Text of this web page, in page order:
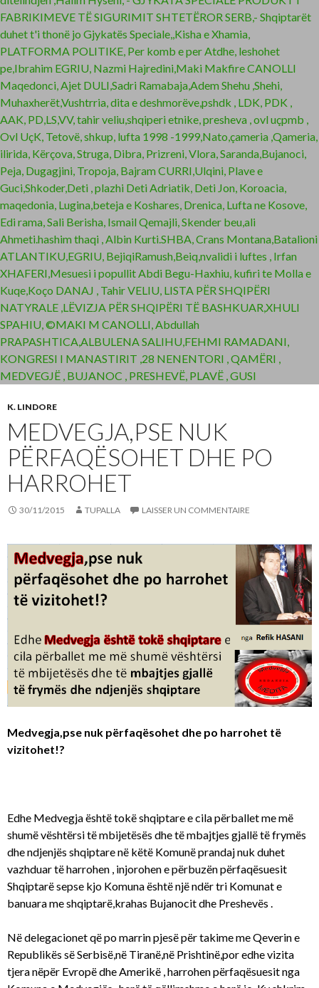
K. LINDORE
MEDVEGJA,PSE NUK
PËRFAQËSOHET DHE PO
HARROHET
30/11/2015 TUPALLA LAISSER UN COMMENTAIRE
Medvegja,pse nuk përfaqësohet dhe po harrohet të
vizitohet!?
Edhe Medvegja është tokë shqiptare e cila përballet me më
shumë vështërsi të mbijetësës dhe të mbajtjes gjallë të frymës
dhe ndjenjës shqiptare në këtë Komunë prandaj nuk duhet
vazhduar të harrohen , injorohen e përbuzën përfaqësuesit
Shqiptarë sepse kjo Komuna është një ndër tri Komunat e
banuara me shqiptarë,krahas Bujanocit dhe Preshevës .
Në delegacionet që po marrin pjesë për takime me Qeverin e
Republikës së Serbisë,në Tiranë,në Prishtinë,por edhe vizita
tjera nëpër Evropë dhe Amerikë , harrohen përfaqësuesit nga